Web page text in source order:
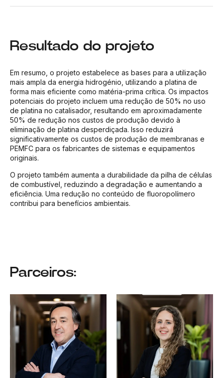
Resultado do projeto
Em resumo, o projeto estabelece as bases para a utilização
mais ampla da energia hidrogénio, utilizando a platina de
forma mais eficiente como matéria-prima crítica. Os impactos
potenciais do projeto incluem uma redução de 50% no uso
de platina no catalisador, resultando em aproximadamente
50% de redução nos custos de produção devido à
eliminação de platina desperdiçada. Isso reduzirá
significativamente os custos de produção de membranas e
PEMFC para os fabricantes de sistemas e equipamentos
originais.
O projeto também aumenta a durabilidade da pilha de células
de combustível, reduzindo a degradação e aumentando a
eficiência. Uma redução no conteúdo de fluoropolímero
contribui para benefícios ambientais.
Parceiros: